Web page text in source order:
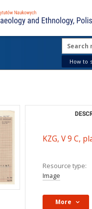
How to
KZG, V 9 C,
Resource type:
Image
More